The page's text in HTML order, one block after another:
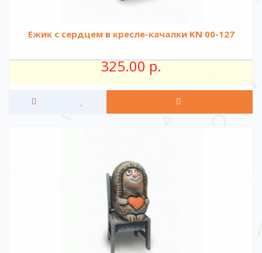
Ежик с сердцем в кресле-качалки KN 00-127
325.00 р.